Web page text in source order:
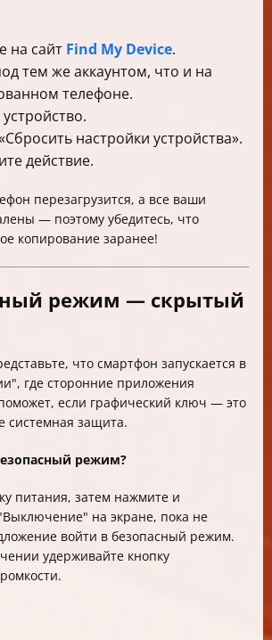
на сайт Find My Device.
тем же аккаунтом, что и на
телефоне.
настройки устройства».
действие.
перезагрузится, а все ваши
— поэтому убедитесь, что
копирование заранее!
режим — скрытый
что смартфон запускается в
где сторонние приложения
если графический ключ — это
системная защита.
режим?
питания, затем нажмите и
на экране, пока не
войти в безопасный режим.
удерживайте кнопку